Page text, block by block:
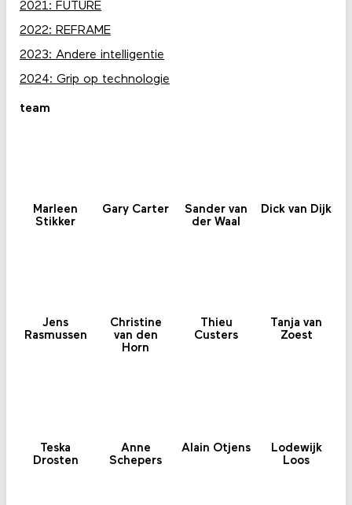
2021: FUTURE
2022: REFRAME
2023: Andere intelligentie
2024: Grip op technologie
team
Marleen
Stikker
Gary Carter
Sander van
der Waal
Dick van Dijk
Jens
Rasmussen
Christine
van den
Horn
Thieu
Custers
Tanja van
Zoest
Teska
Drosten
Anne
Schepers
Alain Otjens
Lodewijk
Loos